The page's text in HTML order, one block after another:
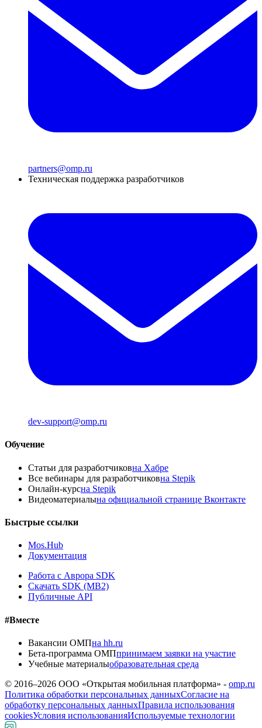
partners@omp.ru
Техническая поддержка разработчиков
dev-support@omp.ru
Обучение
Статьи для разработчиковна Хабре
Все вебинары для разработчиковна Stepik
Онлайн-курсна Stepik
Видеоматериалына официальной странице Вконтакте
Быстрые ссылки
Mos.Hub
Документация
Работа с Аврора SDK
Скачать SDK (MB2)
Публичные API
#Вместе
Вакансии ОМПна hh.ru
Бета-программа ОМПпринимаем заявки на участие
Учебные материалыобразовательная среда
© 2016–2026 ООО «Открытая мобильная платформа» - omp.ru
Политика обработки персональных данныхСогласие на
обработку персональных данныхПравила использования
cookiesУсловия использованияИспользуемые технологии